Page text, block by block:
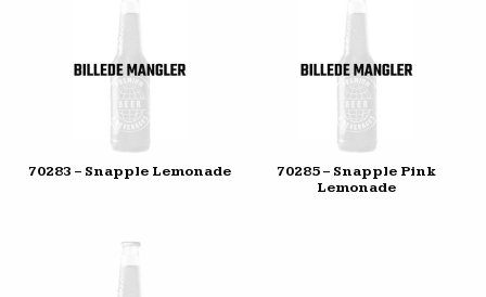
70283 – Snapple Lemonade
70285 – Snapple Pink
Lemonade